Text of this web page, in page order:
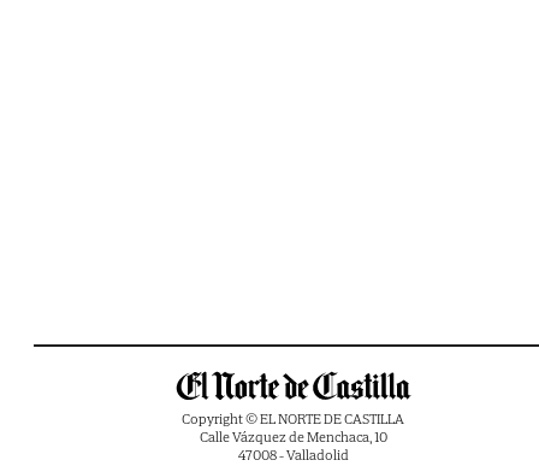
Copyright © EL NORTE DE CASTILLA
Calle Vázquez de Menchaca, 10
47008 - Valladolid